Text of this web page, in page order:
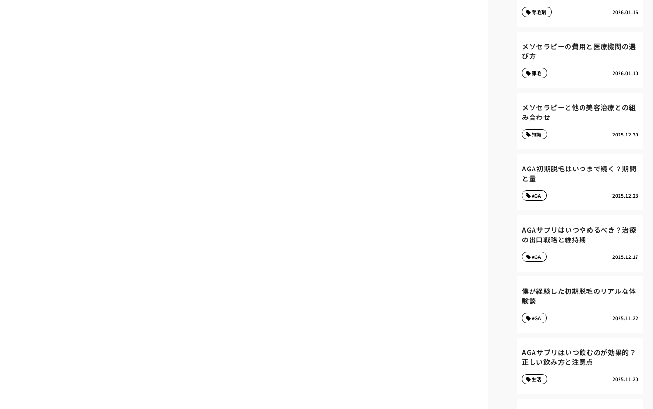
2026.01.16
育毛剤
メソセラピーの費用と医療機関の選
び方
2026.01.10
薄毛
メソセラピーと他の美容治療との組
み合わせ
2025.12.30
知識
AGA初期脱毛はいつまで続く？期間
と量
2025.12.23
AGA
AGAサプリはいつやめるべき？治療
の出口戦略と維持期
2025.12.17
AGA
僕が経験した初期脱毛のリアルな体
験談
2025.11.22
AGA
AGAサプリはいつ飲むのが効果的？
正しい飲み方と注意点
2025.11.20
生活